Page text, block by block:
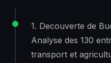
1. Decouverte de
Analyse des 130
transport et